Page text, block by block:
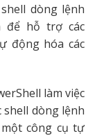
dòng lệnh
để hỗ trợ các
động hóa các
làm việc
dòng lệnh
công cụ tự